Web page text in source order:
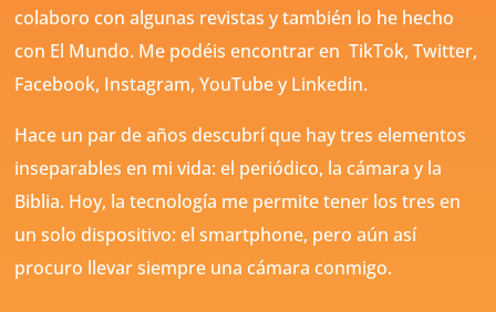
colaboro con algunas revistas y también lo he hecho
con El Mundo. Me podéis encontrar en TikTok, Twitter,
Facebook, Instagram, YouTube y Linkedin.
Hace un par de años descubrí que hay tres elementos
inseparables en mi vida: el periódico, la cámara y la
Biblia. Hoy, la tecnología me permite tener los tres en
un solo dispositivo: el smartphone, pero aún así
procuro llevar siempre una cámara conmigo.